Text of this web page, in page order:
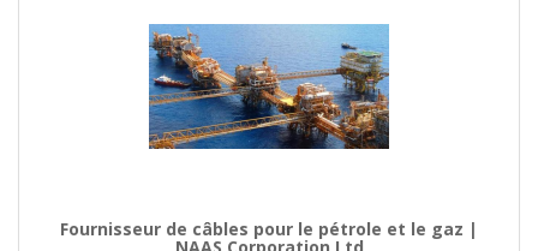
Fournisseur de câbles pour le pétrole et le gaz |